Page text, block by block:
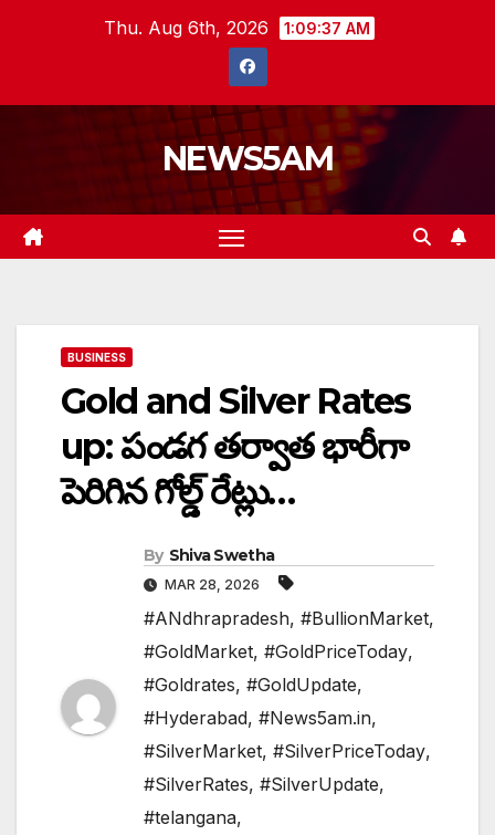
Thu. Aug 6th, 2026 1:09:38 AM
NEWS5AM
BUSINESS
Gold and Silver Rates
up: పండగ తర్వాత భారీగా
పెరిగిన గోల్డ్ రేట్లు…
By Shiva Swetha
MAR 28, 2026
#ANdhrapradesh, #BullionMarket,
#GoldMarket, #GoldPriceToday,
#Goldrates, #GoldUpdate,
#Hyderabad, #News5am.in,
#SilverMarket, #SilverPriceToday,
#SilverRates, #SilverUpdate,
#telangana,